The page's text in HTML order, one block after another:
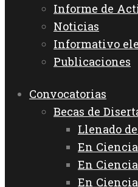
Informe de
Noticias
Informativo
Publicaciones
Convocatorias
Becas de
Llenado
En
En
En